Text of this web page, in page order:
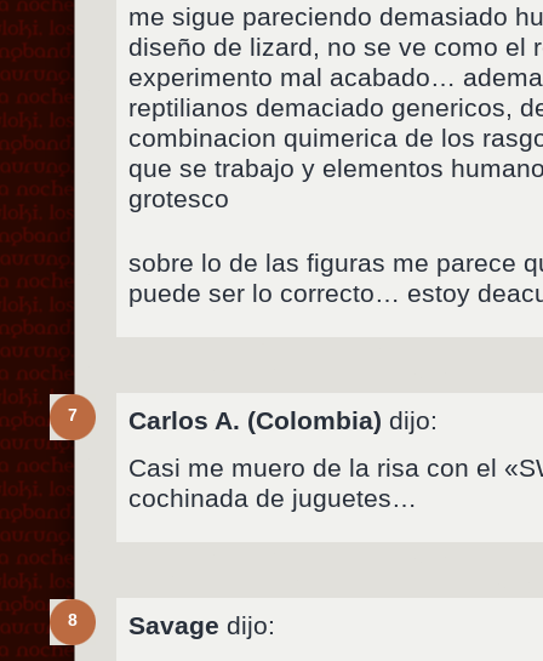
me sigue pareciendo demasiado
diseño de lizard, no se ve como el
experimento mal acabado…
reptilianos demaciado genericos,
combinacion quimerica de los
que se trabajo y elementos
grotesco
sobre lo de las figuras me parece
puede ser lo correcto… estoy
7 Carlos A. (Colombia) dijo:
Casi me muero de la risa con el
cochinada de juguetes…
8 Savage dijo: